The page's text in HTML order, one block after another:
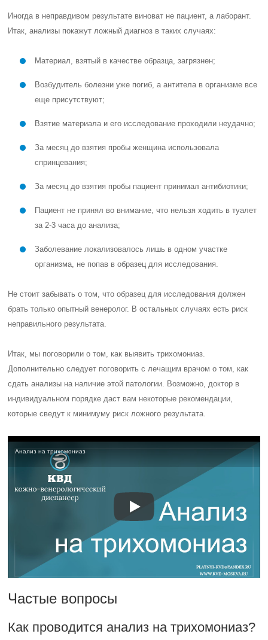
Иногда в неправдивом результате виноват не пациент, а лаборант.
Итак, анализы покажут ложный диагноз в таких случаях:
Материал, взятый в качестве образца, загрязнен;
Возбудитель болезни уже погиб, а антитела в организме все
еще присутствуют;
Взятие материала и его исследование проходили неудачно;
За месяц до взятия пробы женщина использовала
спринцевания;
За месяц до взятия пробы пациент принимал антибиотики;
Пациент не принял во внимание, что нельзя ходить в туалет
за 2-3 часа до анализа;
Заболевание локализовалось лишь в одном участке
организма, не попав в образец для исследования.
Не стоит забывать о том, что образец для исследования должен
брать только опытный венеролог. В остальных случаях есть риск
неправильного результата.
Итак, мы поговорили о том, как выявить трихомониаз.
Дополнительно следует поговорить с лечащим врачом о том, как
сдать анализы на наличие этой патологии. Возможно, доктор в
индивидуальном порядке даст вам некоторые рекомендации,
которые сведут к минимуму риск ложного результата.
Анализ на трихомониаз
Частые вопросы
Как проводится анализ на трихомониаз?